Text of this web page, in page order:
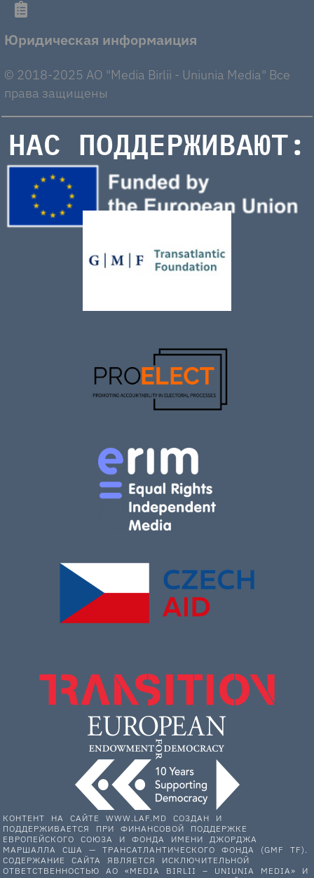
Юридическая информаиция
© 2018-2025 AO "Media Birlii - Uniunia Media" Все
права защищены
НАС ПОДДЕРЖИВАЮТ:
КОНТЕНТ НА САЙТЕ WWW.LAF.MD СОЗДАН И
ПОДДЕРЖИВАЕТСЯ ПРИ ФИНАНСОВОЙ ПОДДЕРЖКЕ
ЕВРОПЕЙСКОГО СОЮЗА И ФОНДА ИМЕНИ ДЖОРДЖА
МАРШАЛЛА США — ТРАНСАТЛАНТИЧЕСКОГО ФОНДА (GMF TF).
СОДЕРЖАНИЕ САЙТА ЯВЛЯЕТСЯ ИСКЛЮЧИТЕЛЬНОЙ
ОТВЕТСТВЕННОСТЬЮ АО «MEDIA BIRLII – UNIUNIA MEDIA» И